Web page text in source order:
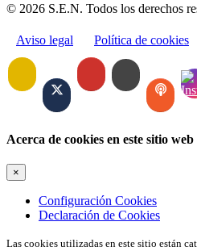
© 2026 S.E.N. Todos los derechos
Aviso legal Política de cookies
Acerca de cookies en este sitio web
×
Configuración Cookies
Declaración de Cookies
Las cookies utilizadas en este sitio están